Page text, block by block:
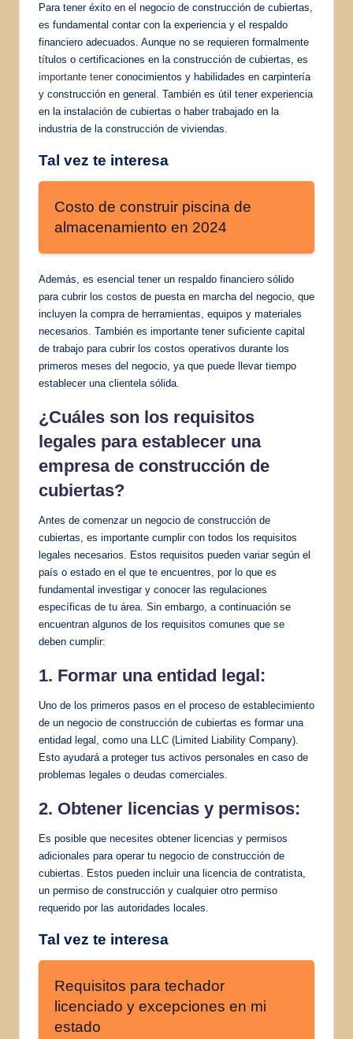
Para tener éxito en el negocio de construcción de cubiertas,
es fundamental contar con la experiencia y el respaldo
financiero adecuados. Aunque no se requieren formalmente
títulos o certificaciones en la construcción de cubiertas, es
importante tener conocimientos y habilidades en carpintería
y construcción en general. También es útil tener experiencia
en la instalación de cubiertas o haber trabajado en la
industria de la construcción de viviendas.
Tal vez te interesa
Costo de construir piscina de
almacenamiento en 2024
Además, es esencial tener un respaldo financiero sólido
para cubrir los costos de puesta en marcha del negocio, que
incluyen la compra de herramientas, equipos y materiales
necesarios. También es importante tener suficiente capital
de trabajo para cubrir los costos operativos durante los
primeros meses del negocio, ya que puede llevar tiempo
establecer una clientela sólida.
¿Cuáles son los requisitos
legales para establecer una
empresa de construcción de
cubiertas?
Antes de comenzar un negocio de construcción de
cubiertas, es importante cumplir con todos los requisitos
legales necesarios. Estos requisitos pueden variar según el
país o estado en el que te encuentres, por lo que es
fundamental investigar y conocer las regulaciones
específicas de tu área. Sin embargo, a continuación se
encuentran algunos de los requisitos comunes que se
deben cumplir:
1. Formar una entidad legal:
Uno de los primeros pasos en el proceso de establecimiento
de un negocio de construcción de cubiertas es formar una
entidad legal, como una LLC (Limited Liability Company).
Esto ayudará a proteger tus activos personales en caso de
problemas legales o deudas comerciales.
2. Obtener licencias y permisos:
Es posible que necesites obtener licencias y permisos
adicionales para operar tu negocio de construcción de
cubiertas. Estos pueden incluir una licencia de contratista,
un permiso de construcción y cualquier otro permiso
requerido por las autoridades locales.
Tal vez te interesa
Requisitos para techador
licenciado y excepciones en mi
estado